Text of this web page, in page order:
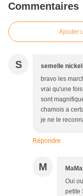
Commentaires
Ajouter
S semelle nickel
bravo les
vrai qu'une
sont
chamois a
je ne le
Répondre
M MaMa
Oui
petite